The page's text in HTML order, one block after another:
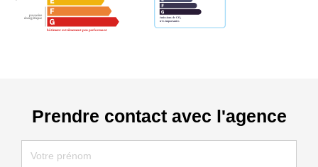
Prendre contact avec l'agence